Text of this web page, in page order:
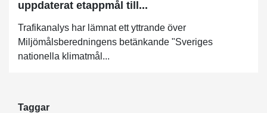
uppdaterat etappmål till...
Trafikanalys har lämnat ett yttrande över
Miljömålsberedningens betänkande "Sveriges
nationella klimatmål...
Taggar